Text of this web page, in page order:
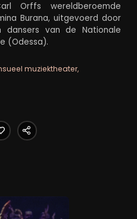
Orffs wereldberoemde
Burana, uitgevoerd door
dansers van de Nationale
(Odessa).
muziektheater